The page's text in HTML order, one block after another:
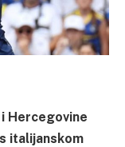
Hercegovine
italijanskom